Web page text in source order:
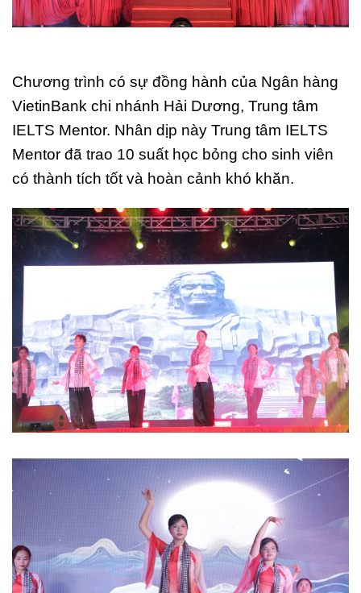
Chương trình có sự đồng hành của Ngân hàng
VietinBank chi nhánh Hải Dương, Trung tâm
IELTS Mentor. Nhân dịp này Trung tâm IELTS
Mentor đã trao 10 suất học bỏng cho sinh viên
có thành tích tốt và hoàn cảnh khó khăn.